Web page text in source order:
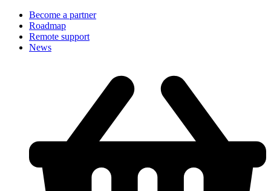
Become a partner
Roadmap
Remote support
News